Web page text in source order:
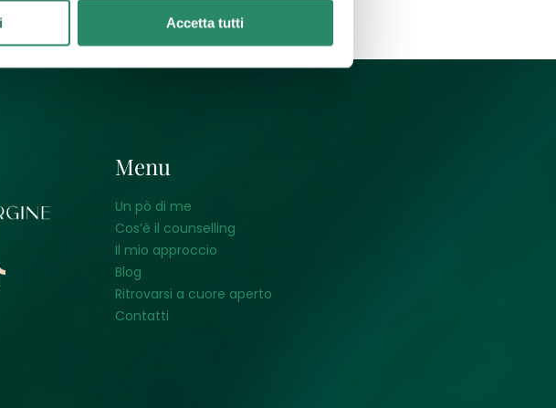
Accetta tutti
Menu
Un pò di me
Cos’è il counselling
Il mio approccio
Blog
Ritrovarsi a cuore aperto
Contatti